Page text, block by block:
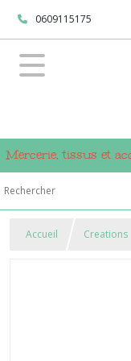
0609115175
Mercerie, tissus et
Accueil Creations